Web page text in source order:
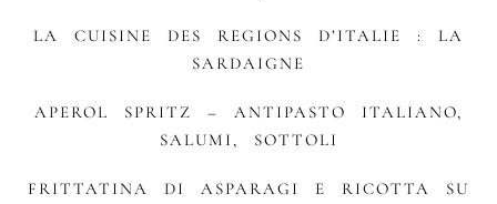
LA CUISINE DES REGIONS D’ITALIE : LA
SARDAIGNE
APEROL SPRITZ – ANTIPASTO ITALIANO,
SALUMI, SOTTOLI
FRITTATINA DI ASPARAGI E RICOTTA SU